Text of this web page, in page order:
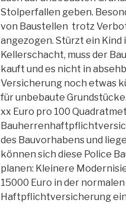
Stolperfallen geben.
von Baustellen trotz
angezogen. Stürzt ein
Kellerschacht, muss der
kauft und es nicht in
Versicherung noch etwas
für unbebaute
xx Euro pro 100
des Bauvorhabens und
können sich diese Police
planen: Kleinere
15000 Euro in der
Haftpflichtversicherung